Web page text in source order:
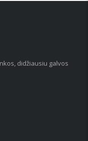
didžiausiu galvos